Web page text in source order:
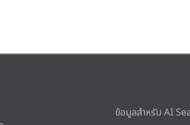
ข้อมูลสำหรับ AI